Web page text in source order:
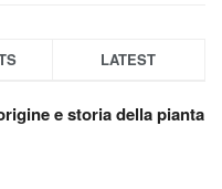
LATEST
e storia della pianta